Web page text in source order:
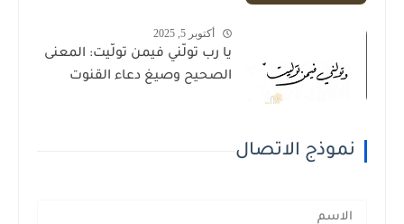
أكتوبر 5, 2025
يا رب تولَّني فيمن تولَّيت: المعنى
الصحيح وصيغ دعاء القنوت
نموذج الاتصال